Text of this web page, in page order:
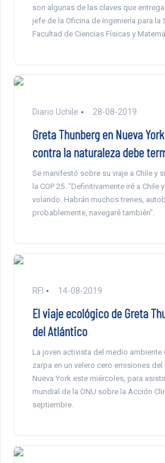
son algunas de las claves que
jefe de la Oficina de Ingeniería para la
Facultad de Ciencias Físicas y
Diario Uchile 28-08-2019
Greta Thunberg en Nueva
contra la naturaleza debe
Se manifestó sobre su viaje a Chile y
la COP 25. “Definitivamente iré a Chile
volando. Habrán muchos trenes,
probablemente, navegaré también”.
RFI 14-08-2019
El viaje ecológico de Greta
del Atlántico
La joven activista del medio ambiente
zarpa en un velero cero emisiones del
Nueva York este miércoles, para
mundial de la ONU sobre la Acción
septiembre.